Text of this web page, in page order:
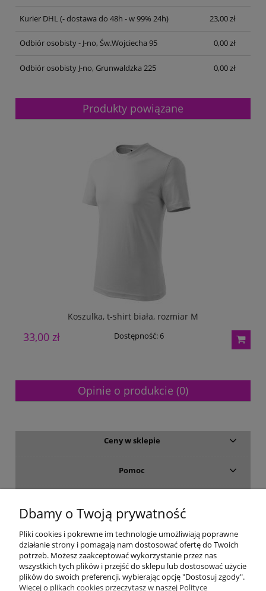
Kurier DHL(- dostawa do 48h - w 99% 24h) 23,00 zł
Odbiór osobisty - J-no, Św.Wojciecha 95 0,00 zł
Odbiór osobisty J-no, Grunwaldzka 225 0,00 zł
Produkty powiązane
Koszulka, t-shirt biała, rozmiar M
33,00 zł Dostępność:6
Opinie o produkcie (0)
Ceny w sklepie
Pomoc
Moje konto
Gwarancja i zwroty
Dbamy o Twoją prywatność
Pliki cookies i pokrewne im technologie umożliwiają poprawne
działanie strony i pomagają nam dostosować ofertę do Twoich
potrzeb. Możesz zaakceptować wykorzystanie przez nas
wszystkich tych plików i przejść do sklepu lub dostosować użycie
plików do swoich preferencji, wybierając opcję "Dostosuj zgody".
Więcej o plikach cookies przeczytasz w naszej Polityce